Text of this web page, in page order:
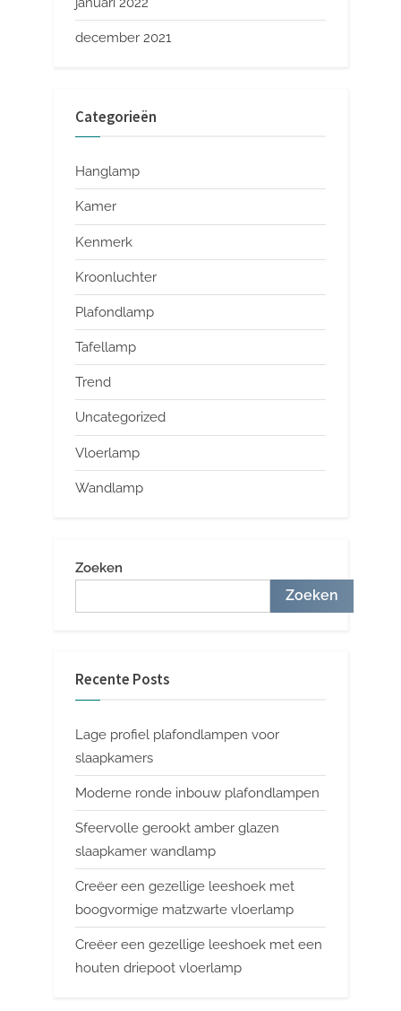
december 2021
Categorieën
Hanglamp
Kamer
Kenmerk
Kroonluchter
Plafondlamp
Tafellamp
Trend
Uncategorized
Vloerlamp
Wandlamp
Zoeken
Zoeken
Recente Posts
Lage profiel plafondlampen voor
slaapkamers
Moderne ronde inbouw plafondlampen
Sfeervolle gerookt amber glazen
slaapkamer wandlamp
Creëer een gezellige leeshoek met
boogvormige matzwarte vloerlamp
Creëer een gezellige leeshoek met een
houten driepoot vloerlamp